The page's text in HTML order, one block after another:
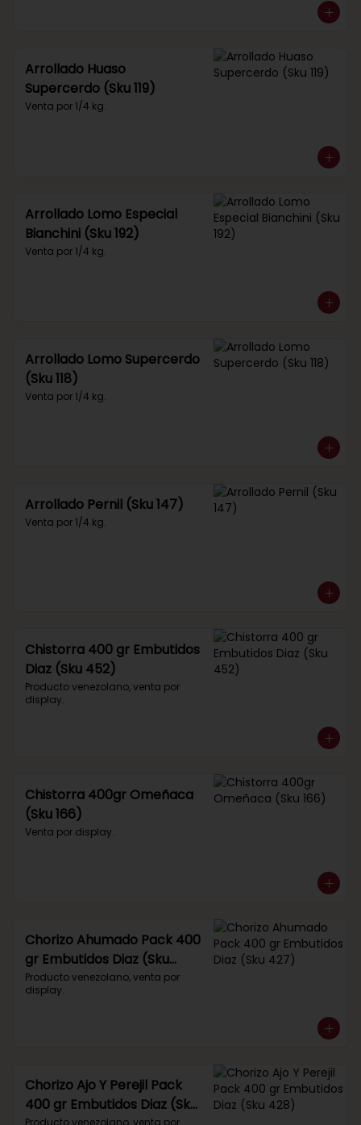
Arrollado Huaso
Supercerdo (Sku 119)
Venta por 1/4 kg.
Arrollado Lomo Especial
Bianchini (Sku 192)
Venta por 1/4 kg.
Arrollado Lomo Supercerdo
(Sku 118)
Venta por 1/4 kg.
Arrollado Pernil (Sku 147)
Venta por 1/4 kg.
Chistorra 400 gr Embutidos
Diaz (Sku 452)
Producto venezolano, venta por
display.
Chistorra 400gr Omeñaca
(Sku 166)
Venta por display.
Chorizo Ahumado Pack 400
gr Embutidos Diaz (Sku
427)
Producto venezolano, venta por
display.
Chorizo Ajo Y Perejil Pack
400 gr Embutidos Diaz (Sku
Producto venezolano, venta por